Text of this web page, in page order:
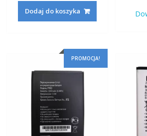
wynosiła:
160,42 zł.62,29 zł.
Dodaj do koszyka
PROMOCJA!